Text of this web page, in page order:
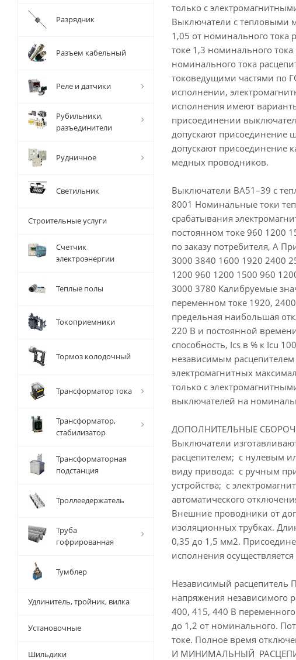
только с
Выключатели с тепловыми
1,05 от номинального тока
токе 1,3 номинального тока
номинального тока
токоведущими частями по
исполнении,
исполнения имеют
присоединении
допускают присоединение
допускают присоединение
медных проводников.
Выключатели ВА51–39 с
8001 Номинальные токи
срабатывания
постоянном токе 960 1200
по заказу потребителя, А
3000 3840 1600 1920 2400
1200 960 1200 1500 960
3000 3780 Калибруемые
переменном токе 1920,
предельная наибольшая
220 В и постоянной
способность, Ics в % к Icu
независимым
электромагнитных
только с
выключателей на
ДОПОЛНИТЕЛЬНЫЕ
Выключатели
расцепителем; с нулевым
виду привода: с ручным
устройства; с
автоматического
Внешние проводники от
изоляционных трубках.
0,35 до 1,5 мм2.
исполнения
Независимый расцепитель
напряжения независимого
400, 415, 440 В
до 1,2 от номинального.
токе. Полное время
И МИНИМАЛЬНЫЙ
Разрядник
Разъем кабельный
Реле и датчики
Рубильники,
разъединители
Рудничное
Светильник
Строительные услуги
Счетчик
электроэнергии
Теплые полы
Токоприемники
Тормоз колодочный
Трансформатор тока
Трансформатор,
стабилизатор
Трансформаторная
подстанция
Троллеедержатель
Труба
гофрированная
Тумблер
Удлинитель, тройник, вилка
Установочные
Шильдики